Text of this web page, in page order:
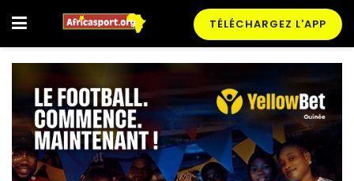
TÉLÉCHARGEZ L'APP